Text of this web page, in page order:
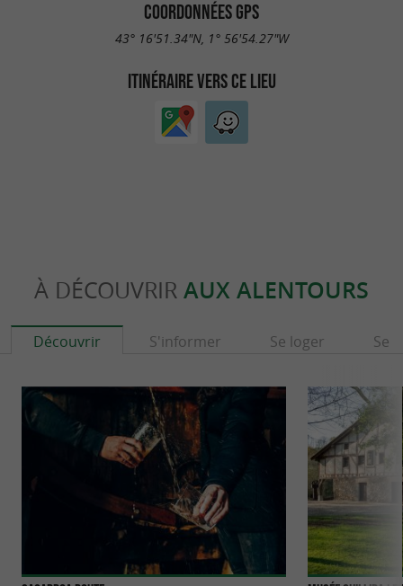
COORDONNÉES GPS
43° 16'51.34"N, 1° 56'54.27"W
ITINÉRAIRE VERS CE LIEU
À DÉCOUVRIR AUX ALENTOURS
Découvrir S'informer Se loger Se